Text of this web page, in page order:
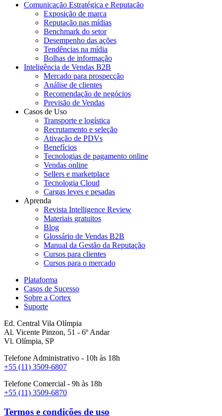
Comunicação Estratégica e Reputação
Exposição de marca
Reputação nas mídias
Benchmark do setor
Desempenho das ações
Tendências na mídia
Bolhas de informação
Inteligência de Vendas B2B
Mercado para prospecção
Análise de clientes
Recomendação de negócios
Previsão de Vendas
Casos de Uso
Transporte e logística
Recrutamento e seleção
Ativação de PDVs
Benefícios
Tecnologias de pagamento online
Vendas online
Sellers e marketplace
Tecnologia Cloud
Cargas leves e pesadas
Aprenda
Revista Intelligence Review
Materiais gratuitos
Blog
Glossário de Vendas B2B
Manual da Gestão da Reputação
Cursos para clientes
Cursos para o mercado
Plataforma
Casos de Sucesso
Sobre a Cortex
Suporte
Ed. Central Vila Olímpia
Al. Vicente Pinzon, 51 - 6º Andar
Vl. Olímpia, SP
Telefone Administrativo - 10h às 18h
+55 (11) 3509-6807
Telefone Comercial - 9h às 18h
+55 (11) 3509-6870
Termos e condições de uso